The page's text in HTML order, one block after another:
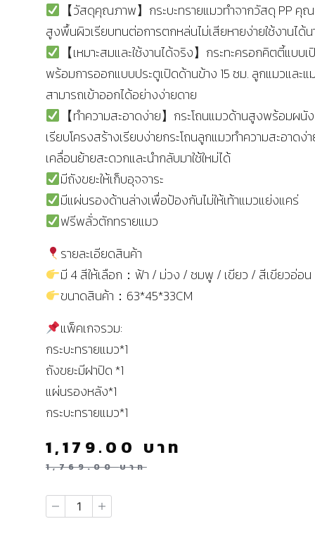
【วัสดุคุณภาพ】กระบะทรายแมวทำจากวัสดุ PP คุ
สูงพื้นผิวเรียบทนต่อการตกหล่นไม่เสียหายง่ายใช้งานได้
【เหมาะสมและใช้งานได้จริง】กระทะครอกคิตตี้แบบเ
พร้อมการออกแบบประตูเปิดด้านข้าง 15 ซม. ลูกแมวและแ
สามารถเข้าออกได้อย่างง่ายดาย
【ทำความสะอาดง่าย】กระโถนแมวด้านสูงพร้อมผนั
เรียบโครงสร้างเรียบง่ายกระโถนลูกแมวทำความสะอาดง่
เคลื่อนย้ายสะดวกและนำกลับมาใช้ใหม่ได้
มีถังขยะให้เก็บอุจจาระ
มีแผ่นรองด้านล่างเพื่อป้องกันไม่ให้เท้าแมวแย่งแคร่
ฟรีพลั่วตักทรายแมว
รายละเอียดสินค้า
มี 4 สีให้เลือก：ฟ้า / ม่วง / ชมพู / เขียว / สีเขียวอ่อ
ขนาดสินค้า：63*45*33CM
แพ็คเกจรวม:
กระบะทรายแมว*1
ถังขยะมีฝาปิด *1
แผ่นรองหลัง*1
กระบะทรายแมว*1
1,769.00บาท
1,179.00 บาท